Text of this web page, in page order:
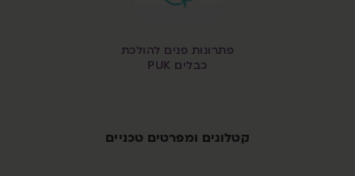
פתרונות פנים להולכת
כבלים PUK
קטלוגים ומפרטים טכניים